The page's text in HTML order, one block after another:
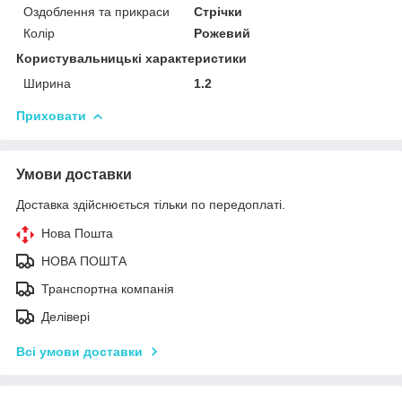
Оздоблення та прикраси
Стрічки
Колір
Рожевий
Користувальницькі характеристики
Ширина
1.2
Приховати
Умови доставки
Доставка здійснюється тільки по передоплаті.
Нова Пошта
НОВА ПОШТА
Транспортна компанія
Делівері
Всі умови доставки